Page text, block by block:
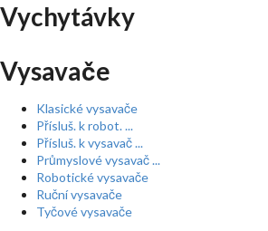
Vychytávky
Vysavače
Klasické vysavače
Přísluš. k robot. ...
Přísluš. k vysavač ...
Průmyslové vysavač ...
Robotické vysavače
Ruční vysavače
Tyčové vysavače